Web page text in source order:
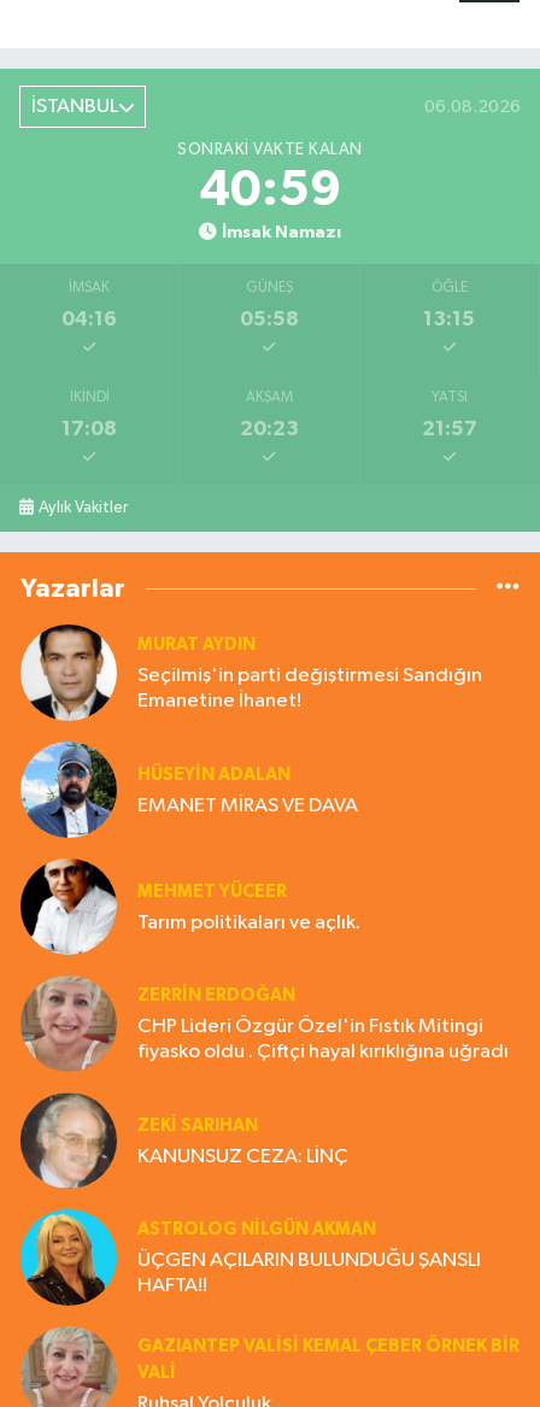
İSTANBUL 06.08.2026
SONRAKI VAKTE KALAN
40:58
İmsak Namazı
İMSAK
04:16
GÜNEŞ
05:58
ÖĞLE
13:15
İKINDI
17:08
AKŞAM
20:23
YATSI
21:57
Aylık Vakitler
Yazarlar
MURAT AYDIN
Seçilmiş'in parti değiştirmesi Sandığın
Emanetine İhanet!
HÜSEYIN ADALAN
EMANET MİRAS VE DAVA
MEHMET YÜCEER
Tarım politikaları ve açlık.
ZERRIN ERDOĞAN
CHP Lideri Özgür Özel'in Fıstık Mitingi
fiyasko oldu . Çiftçi hayal kırıklığına uğradı
ZEKI SARIHAN
KANUNSUZ CEZA: LİNÇ
ASTROLOG NILGÜN AKMAN
ÜÇGEN AÇILARIN BULUNDUĞU ŞANSLI
HAFTA!!
GAZIANTEP VALISI KEMAL ÇEBER ÖRNEK BİR
VALİ